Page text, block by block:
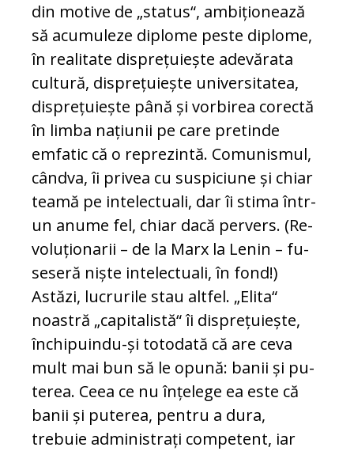
din mo­tive de „status“, ambiționează
să acu­muleze diplome peste diplome,
în realitate dis­prețuiește adevărata
cultură, dis­pre­țu­iește universitatea,
disprețuiește până și vorbirea corectă
în limba națiunii pe care pre­tinde
emfatic că o reprezintă. Co­mu­nis­mul,
cândva, îi privea cu suspiciune și chiar
teamă pe intelectuali, dar îi stima în­tr-
un anume fel, chiar dacă pervers. (Re­
vo­lu­țio­narii – de la Marx la Lenin – fu­
se­seră niște intelectuali, în fond!)
Astăzi, lu­crurile stau altfel. „Elita“
noastră „capi­ta­listă“ îi dis­prețuiește,
închipuindu-și toto­dată că are ceva
mult mai bun să le opu­nă: banii și pu­
terea. Ceea ce nu înțelege ea este că
banii și puterea, pentru a dura,
trebuie ad­mi­nis­trați competent, iar